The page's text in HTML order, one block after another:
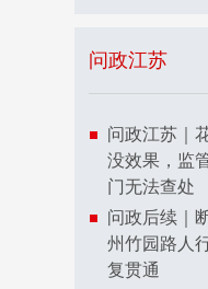
问政江苏
问政江苏｜
没效果，监
门无法查处
问政后续｜
州竹园路人
复贯通